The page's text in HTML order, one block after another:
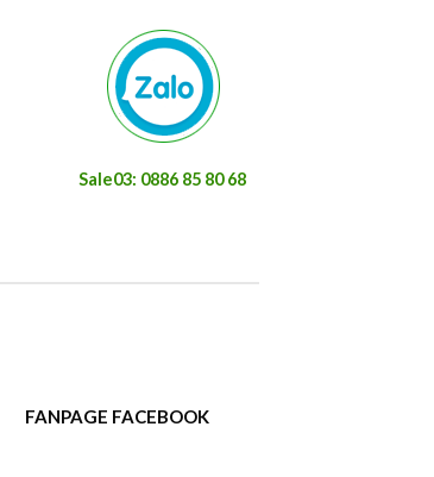
Sale03: 0886 85 80 68
FANPAGE FACEBOOK